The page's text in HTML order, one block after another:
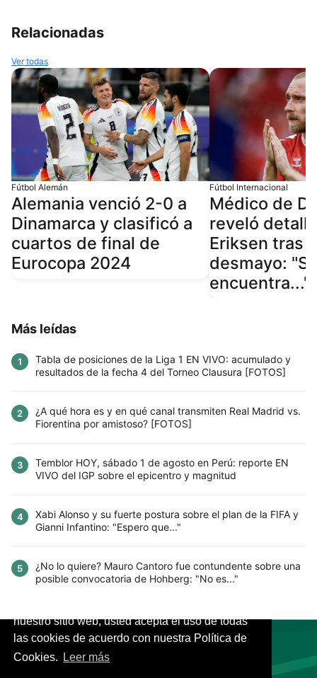
Este sitio utiliza cookies para mejorar la
nuestro sitio web, usted acepta el uso de todas
las cookies de acuerdo con nuestra Política de
Cookies.
Leer más
Relacionadas
Ver todas
Fútbol Alemán
Alemania venció 2-0 a
Dinamarca y clasificó a
cuartos de final de
Eurocopa 2024
Fútbol Internacional
Médico de
reveló
Eriksen tras
desmayo:
encuentra..."
Más leídas
1
Tabla de posiciones de la Liga 1 EN VIVO: acumulado y
resultados de la fecha 4 del Torneo Clausura [FOTOS]
2
¿A qué hora es y en qué canal transmiten Real Madrid vs.
Fiorentina por amistoso? [FOTOS]
3
Temblor HOY, sábado 1 de agosto en Perú: reporte EN
VIVO del IGP sobre el epicentro y magnitud
4
Xabi Alonso y su fuerte postura sobre el plan de la FIFA y
Gianni Infantino: "Espero que..."
5
¿No lo quiere? Mauro Cantoro fue contundente sobre una
posible convocatoria de Hohberg: "No es..."